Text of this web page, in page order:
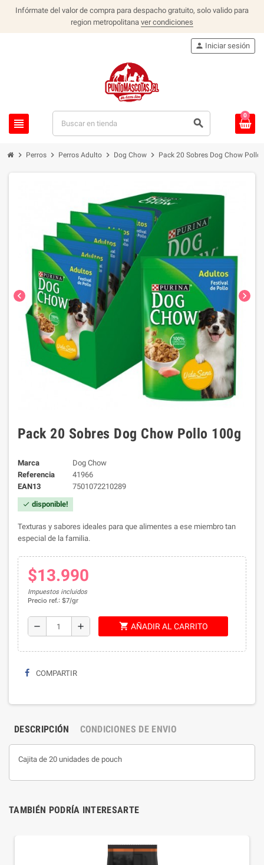
Infórmate del valor de compra para despacho gratuito, solo valido para
region metropolitana ver condiciones
view_headline search
person Iniciar sesión
0
chevron_right Perros chevron_right Perros Adulto chevron_right Dog Chow chevron_right Pack 20 Sobres Dog Chow Pollo
chevron_left chevron_right
Pack 20 Sobres Dog Chow Pollo 100g
Marca
Dog Chow
Referencia
41966
EAN13
7501072210289
check disponible!
Texturas y sabores ideales para que alimentes a ese miembro tan
especial de la familia.
$13.990
Impuestos incluidos
Precio ref.: $7/gr
remove add shopping_cart AÑADIR AL CARRITO
COMPARTIR
DESCRIPCIÓN CONDICIONES DE ENVIO
Cajita de 20 unidades de pouch
TAMBIÉN PODRÍA INTERESARTE